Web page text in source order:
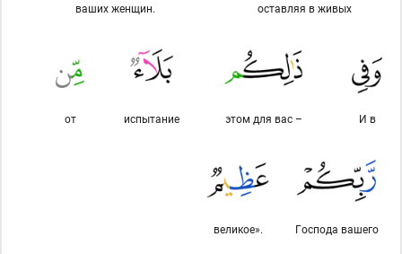
оставляя в живых
ваших женщин.
И в
этом для вас –
испытание
от
Господа вашего
великое».